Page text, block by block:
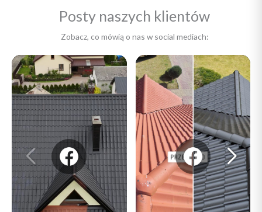
Posty naszych klientów
Zobacz, co mówią o nas w social mediach: